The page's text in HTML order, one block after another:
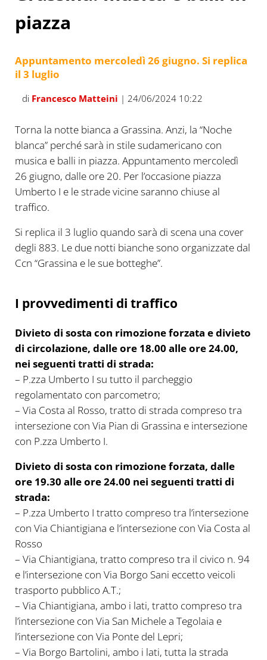
piazza
Appuntamento mercoledì 26 giugno. Si replica
il 3 luglio
di Francesco Matteini | 24/06/2024 10:22
Torna la notte bianca a Grassina. Anzi, la “Noche
blanca” perché sarà in stile sudamericano con
musica e balli in piazza. Appuntamento mercoledì
26 giugno, dalle ore 20. Per l’occasione piazza
Umberto I e le strade vicine saranno chiuse al
traffico.
Si replica il 3 luglio quando sarà di scena una cover
degli 883. Le due notti bianche sono organizzate dal
Ccn “Grassina e le sue botteghe”.
I provvedimenti di traffico
Divieto di sosta con rimozione forzata e divieto
di circolazione, dalle ore 18.00 alle ore 24.00,
nei seguenti tratti di strada:
– P.zza Umberto I su tutto il parcheggio
regolamentato con parcometro;
– Via Costa al Rosso, tratto di strada compreso tra
intersezione con Via Pian di Grassina e intersezione
con P.zza Umberto I.
Divieto di sosta con rimozione forzata, dalle
ore 19.30 alle ore 24.00 nei seguenti tratti di
strada:
– P.zza Umberto I tratto compreso tra l’intersezione
con Via Chiantigiana e l’intersezione con Via Costa al
Rosso
– Via Chiantigiana, tratto compreso tra il civico n. 94
e l’intersezione con Via Borgo Sani eccetto veicoli
trasporto pubblico A.T.;
– Via Chiantigiana, ambo i lati, tratto compreso tra
l’intersezione con Via San Michele a Tegolaia e
l’intersezione con Via Ponte del Lepri;
– Via Borgo Bartolini, ambo i lati, tutta la strada